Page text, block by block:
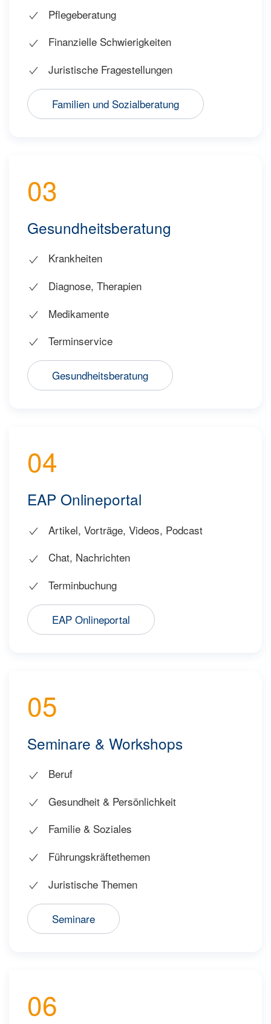
Pflegeberatung
Finanzielle Schwierigkeiten
Juristische Fragestellungen
Familien und Sozialberatung
03
Gesundheitsberatung
Krankheiten
Diagnose, Therapien
Medikamente
Terminservice
Gesundheitsberatung
04
EAP Onlineportal
Artikel, Vorträge, Videos, Podcast
Chat, Nachrichten
Terminbuchung
EAP Onlineportal
05
Seminare & Workshops
Beruf
Gesundheit & Persönlichkeit
Familie & Soziales
Führungskräftethemen
Juristische Themen
Seminare
06